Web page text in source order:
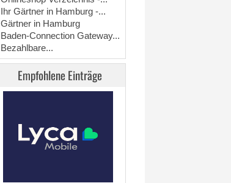
Ihr Gärtner in Hamburg -...
Gärtner in Hamburg
Baden-Connection Gateway...
Bezahlbare...
Empfohlene Einträge